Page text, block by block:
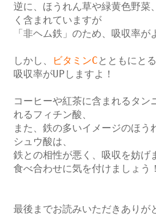
逆に、ほうれん草や緑黄色野菜
く含まれていますが
「非ヘム鉄」のため、吸収率が
しかし、 ビタミンC とともにと
吸収率がUPしますよ！
コーヒーや紅茶に含まれるタン
れるフィチン酸、
また、鉄の多いイメージのほう
シュウ酸は、
鉄との相性が悪く、吸収を妨げ
食べ合わせに気を付けましょう！
最後までお読みいただきありが